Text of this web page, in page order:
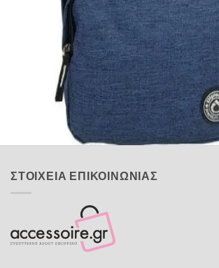
Quick View
Εξαντλημένο
DIPLOMAT
Σακίδιο πλάτης Diplomat
20,00 €
ΣΤΟΙΧΕΙΑ ΕΠΙΚΟΙΝΩΝΙΑΣ